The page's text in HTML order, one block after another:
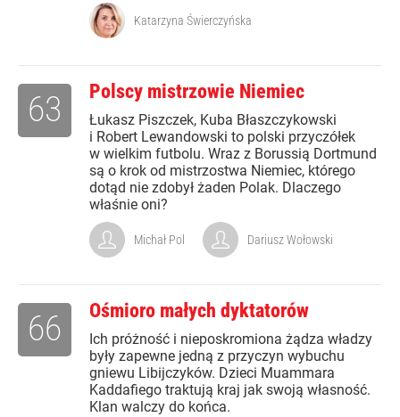
Katarzyna Świerczyńska
Polscy mistrzowie Niemiec
Łukasz Piszczek, Kuba Błaszczykowski
i Robert Lewandowski to polski przyczółek
w wielkim futbolu. Wraz z Borussią Dortmund
są o krok od mistrzostwa Niemiec, którego
dotąd nie zdobył żaden Polak. Dlaczego
właśnie oni?
63
Michał Pol Dariusz Wołowski
Ośmioro małych dyktatorów
Ich próżność i nieposkromiona żądza władzy
były zapewne jedną z przyczyn wybuchu
gniewu Libijczyków. Dzieci Muammara
Kaddafiego traktują kraj jak swoją własność.
Klan walczy do końca.
66